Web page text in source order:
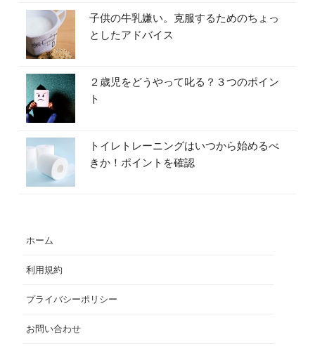
子供の牛乳嫌い。克服するためのちょっ
としたアドバイス
２歳児をどうやって叱る？３つのポイン
ト
トイレトレーニングはいつから始めるべ
きか！ポイントを確認
ホーム
利用規約
プライバシーポリシー
お問い合わせ